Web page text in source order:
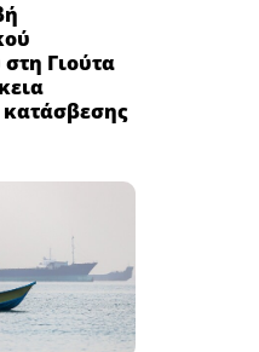
Γιούτα
κατάσβεσης